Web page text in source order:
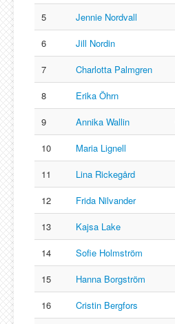
5
Jennie Nordvall
6
Jill Nordin
7
Charlotta Palmgren
8
Erika Öhrn
9
Annika Wallin
10
Maria Lignell
11
Lina Rickegård
12
Frida Nilvander
13
Kajsa Lake
14
Sofie Holmström
15
Hanna Borgström
16
Cristin Bergfors